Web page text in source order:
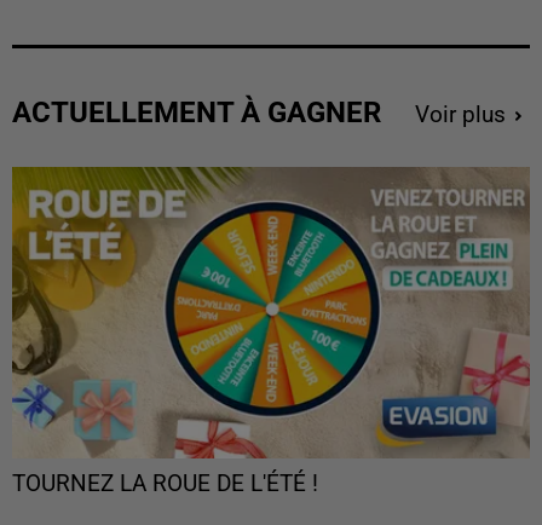
ACTUELLEMENT À GAGNER Voir plus
TOURNEZ LA ROUE DE L'ÉTÉ !